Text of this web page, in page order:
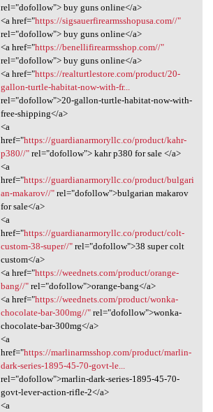
rel="dofollow"> buy guns online</a>
<a href="https://sigsauerfirearmsshopusa.com//"
rel="dofollow"> buy guns online</a>
<a href="https://benellifirearmsshop.com//"
rel="dofollow"> buy guns online</a>
<a href="https://realturtlestore.com/product/20-
gallon-turtle-habitat-now-with-fr...
rel="dofollow">20-gallon-turtle-habitat-now-with-
free-shipping</a>
<a
href="https://guardianarmoryllc.co/product/kahr-
p380//"rel="dofollow"> kahr p380 for sale </a>
<a
href="https://guardianarmoryllc.co/product/bulgari
an-makarov//"rel="dofollow">bulgarian makarov
for sale</a>
<a
href="https://guardianarmoryllc.co/product/colt-
custom-38-super//"rel="dofollow">38 super colt
custom</a>
<a href="https://weednets.com/product/orange-
bang//"rel="dofollow">orange-bang</a>
<a href="https://weednets.com/product/wonka-
chocolate-bar-300mg//"rel="dofollow">wonka-
chocolate-bar-300mg</a>
<a
href="https://marlinarmsshop.com/product/marlin-
dark-series-1895-45-70-govt-le...
rel="dofollow">marlin-dark-series-1895-45-70-
govt-lever-action-rifle-2</a>
<a